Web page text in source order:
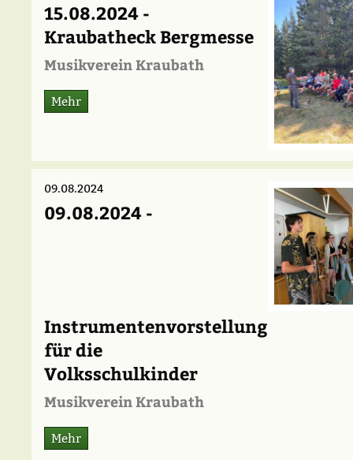
15.08.2024 -
Kraubatheck Bergmesse
Musikverein Kraubath
Mehr
09.08.2024
09.08.2024 -
Instrumentenvorstellung
für die
Volksschulkinder
Musikverein Kraubath
Mehr